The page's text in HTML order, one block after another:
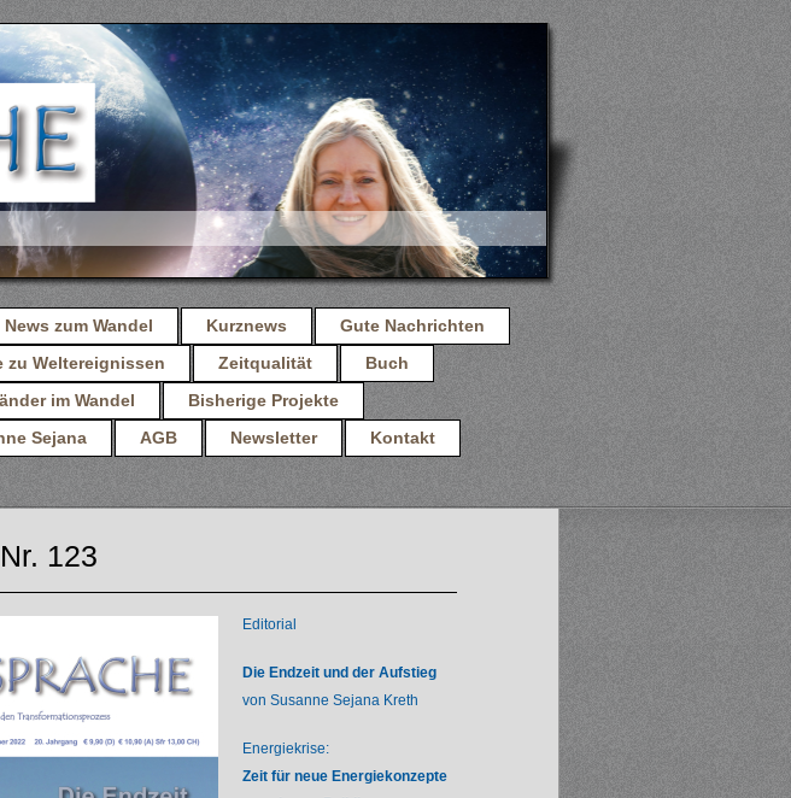
News zum Wandel Kurznews
Gute Nachrichten
zu Weltereignissen Zeitqualität
Buch
im Wandel
Bisherige Projekte
Sejana AGB Newsletter
Kontakt
123
Editorial
Die Endzeit und der Aufstieg
von Susanne Sejana Kreth
Energiekrise:
Zeit für neue Energiekonzepte